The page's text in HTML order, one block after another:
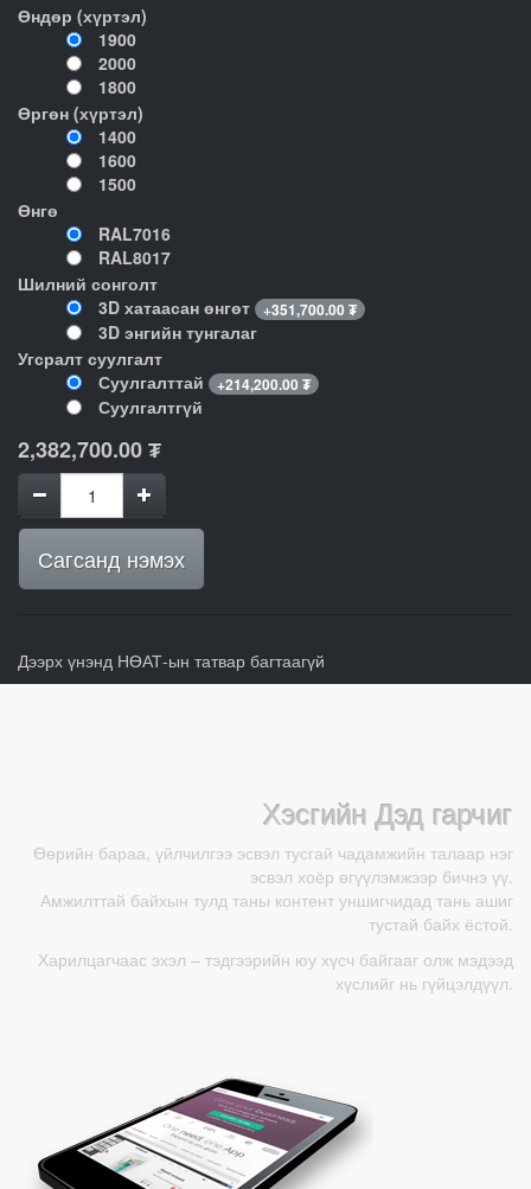
Өндөр (хүртэл)
1900
2000
1800
Өргөн (хүртэл)
1400
1600
1500
Өнгө
RAL7016
RAL8017
Шилний сонголт
3D хатаасан өнгөт
+351,700.00 ₮
3D энгийн тунгалаг
Угсралт суулгалт
Суулгалттай
+214,200.00 ₮
Суулгалтгүй
2,382,700.00₮
Сагсанд нэмэх
Дээрх үнэнд НӨАТ-ын татвар багтаагүй
Хэсгийн Дэд гарчиг
Өөрийн бараа, үйлчилгээ эсвэл тусгай чадамжийн талаар нэг
эсвэл хоёр өгүүлэмжээр бичнэ үү.
Амжилттай байхын тулд таны контент уншигчидад тань ашиг
тустай байх ёстой.
Харилцагчаас эхэл – тэдгээрийн юу хүсч байгааг олж мэдээд
хүслийг нь гүйцэлдүүл.